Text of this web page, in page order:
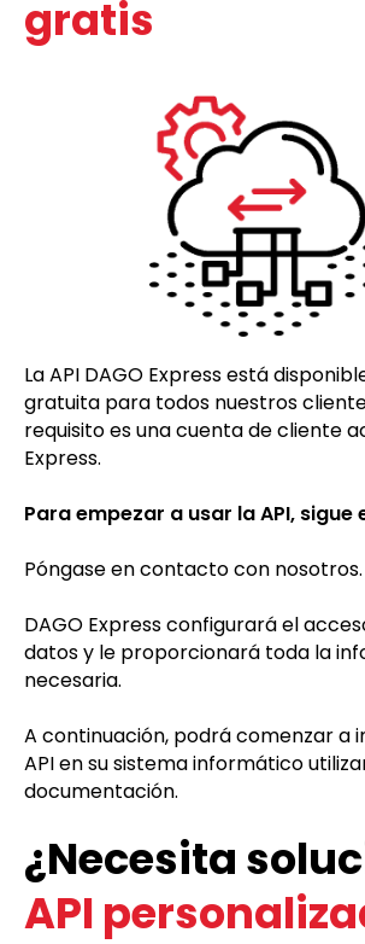
gratis
La API DAGO Express está
gratuita para todos nuestros
requisito es una cuenta de cliente
Express.
Para empezar a usar la API, sigue
Póngase en contacto con nosotros.
DAGO Express configurará el
datos y le proporcionará toda la
necesaria.
A continuación, podrá comenzar a
API en su sistema informático
documentación.
¿Necesita
API